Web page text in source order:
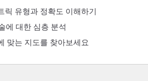
릭 유형과 정확도 이해하기
에 대한 심층 분석
맞는 지도를 찾아보세요